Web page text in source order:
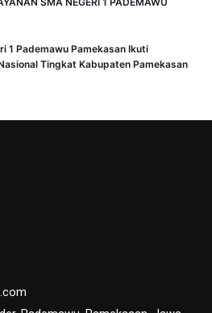
1 Pademawu Pamekasan Ikuti
Tingkat Kabupaten Pamekasan